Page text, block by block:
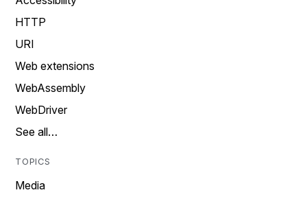
HTTP
URI
Web extensions
WebAssembly
WebDriver
See all…
TOPICS
Media